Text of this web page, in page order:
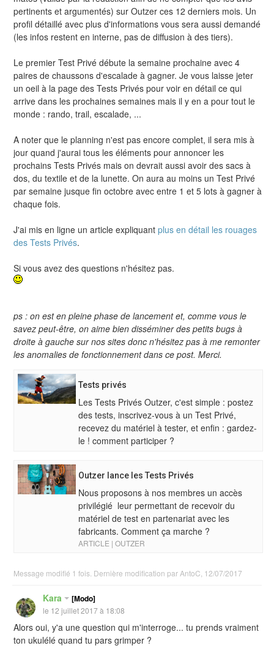
pertinents et argumentés) sur Outzer ces 12 derniers mois. Un
profil détaillé avec plus d'informations vous sera aussi demandé
(les infos restent en interne, pas de diffusion à des tiers).
Le premier Test Privé débute la semaine prochaine avec 4
paires de chaussons d'escalade à gagner. Je vous laisse jeter
un oeil à la page des Tests Privés pour voir en détail ce qui
arrive dans les prochaines semaines mais il y en a pour tout le
monde : rando, trail, escalade, ...
A noter que le planning n'est pas encore complet, il sera mis à
jour quand j'aurai tous les éléments pour annoncer les
prochains Tests Privés mais on devrait aussi avoir des sacs à
dos, du textile et de la lunette. On aura au moins un Test Privé
par semaine jusque fin octobre avec entre 1 et 5 lots à gagner à
chaque fois.
J'ai mis en ligne un article expliquantplus en détail les rouages
des Tests Privés.
Si vous avez des questions n'hésitez pas.
ps : on est en pleine phase de lancement et, comme vous le
savez peut-être, on aime bien disséminer des petits bugs à
droite à gauche sur nos sites donc n'hésitez pas à me remonter
les anomalies de fonctionnement dans ce post. Merci.
Tests privés
Les Tests Privés Outzer, c'est simple : postez
des tests, inscrivez-vous à un Test Privé,
recevez du matériel à tester, et enfin : gardez-
le ! comment participer ?
Outzer lance les Tests Privés
Nous proposons à nos membres un accès
privilégié leur permettant de recevoir du
matériel de test en partenariat avec les
fabricants. Comment ça marche ?
ARTICLE | OUTZER
Message modifié 1 fois. Dernière modification par AntoC, 12/07/2017
Kara [Modo]
le 12 juillet 2017 à 18:08
Alors oui, y'a une question qui m'interroge... tu prends vraiment
ton ukulélé quand tu pars grimper ?